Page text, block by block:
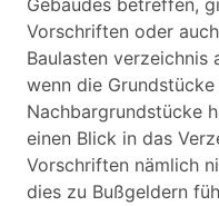
Gebäudes betreffen,
Vorschriften oder
Baulasten verzeichnis
wenn die
Nachbargrundstücke
einen Blick in das
Vorschriften nämlich
dies zu Bußgeldern